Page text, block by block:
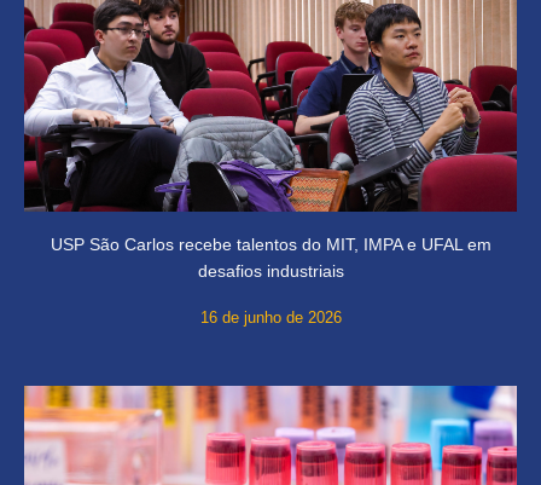
USP São Carlos recebe talentos do MIT, IMPA e UFAL em
desafios industriais
16 de junho de 2026